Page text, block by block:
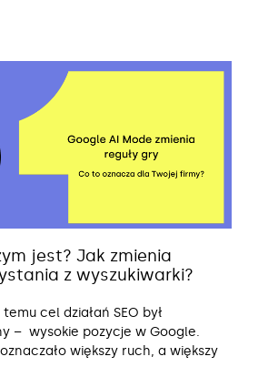
jest? Jak zmienia
z wyszukiwarki?
cel działań SEO był
– wysokie pozycje w Google.
większy ruch, a większy